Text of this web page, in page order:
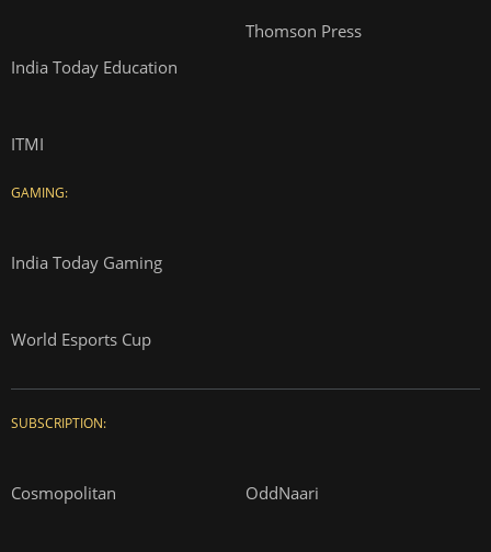
India Today Education
ITMI
GAMING:
India Today Gaming
World Esports Cup
Thomson Press
SUBSCRIPTION:
Cosmopolitan OddNaari